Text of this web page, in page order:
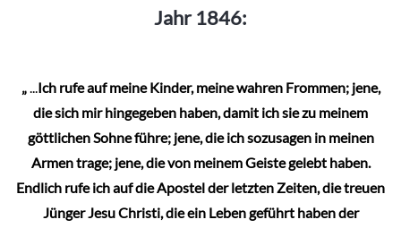
Jahr 1846:
„... Ich rufe auf meine Kinder, meine wahren Frommen; jene,
die sich mir hingegeben haben, damit ich sie zu meinem
göttlichen Sohne führe; jene, die ich sozusagen in meinen
Armen trage; jene, die von meinem Geiste gelebt haben.
Endlich rufe ich auf die Apostel der letzten Zeiten, die treuen
Jünger Jesu Christi, die ein Leben geführt haben der